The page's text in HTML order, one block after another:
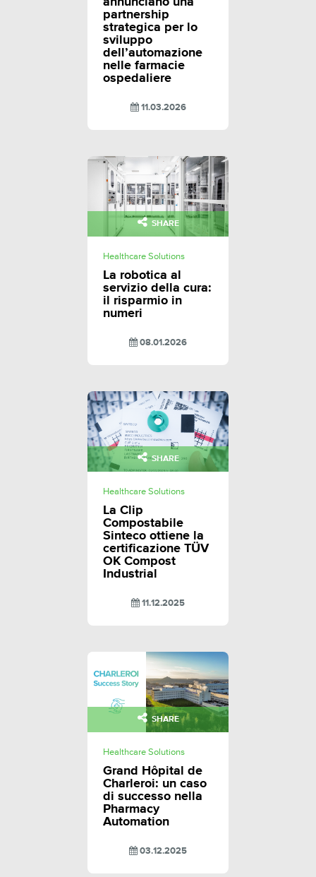
partnership
strategica per lo
sviluppo
dell’automazione
nelle farmacie
ospedaliere
11.03.2026
SHARE
Healthcare Solutions
La robotica al
servizio della cura:
il risparmio in
numeri
08.01.2026
SHARE
Healthcare Solutions
La Clip
Compostabile
Sinteco ottiene la
certificazione TÜV
OK Compost
Industrial
11.12.2025
SHARE
Healthcare Solutions
Grand Hôpital de
Charleroi: un caso
di successo nella
Pharmacy
Automation
03.12.2025